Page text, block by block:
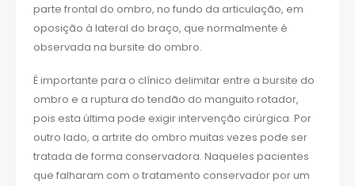
parte frontal do ombro, no fundo da articulação, em
oposição à lateral do braço, que normalmente é
observada na bursite do ombro.
É importante para o clínico delimitar entre a bursite do
ombro e a ruptura do tendão do manguito rotador,
pois esta última pode exigir intervenção cirúrgica. Por
outro lado, a artrite do ombro muitas vezes pode ser
tratada de forma conservadora. Naqueles pacientes
que falharam com o tratamento conservador por um